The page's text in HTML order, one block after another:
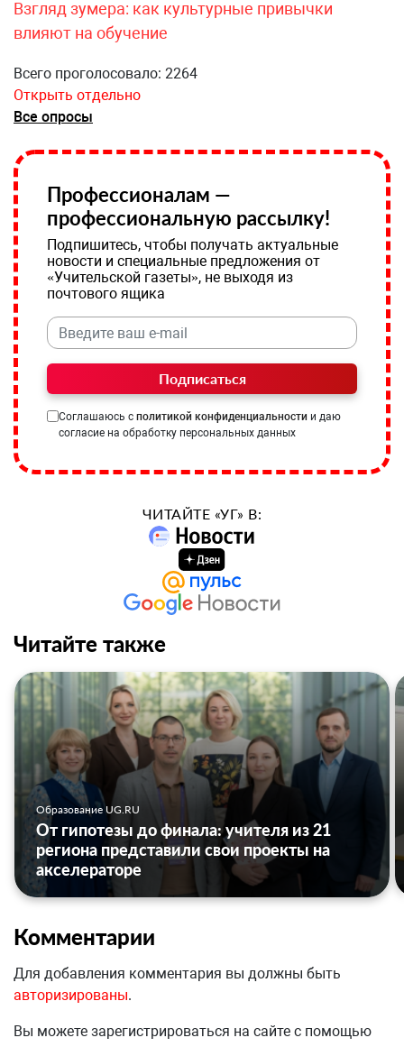
Взгляд зумера: как культурные привычки
влияют на обучение
Всего проголосовало: 2264
Открыть отдельно
Все опросы
Профессионалам —
профессиональную рассылку!
Подпишитесь, чтобы получать актуальные
новости и специальные предложения от
«Учительской газеты», не выходя из
почтового ящика
Подписаться
Соглашаюсь с политикой конфиденциальности и даю
согласие на обработку персональных данных
ЧИТАЙТЕ «УГ» В:
Читайте также
Образование UG.RU
От гипотезы до финала: учителя из 21
региона представили свои проекты на
акселераторе
Комментарии
Для добавления комментария вы должны быть
авторизированы.
Вы можете зарегистрироваться на сайте с помощью